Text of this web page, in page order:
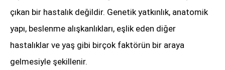
çıkan bir hastalık değildir. Genetik yatkınlık, anatomik
yapı, beslenme alışkanlıkları, eşlik eden diğer
hastalıklar ve yaş gibi birçok faktörün bir araya
gelmesiyle şekillenir.